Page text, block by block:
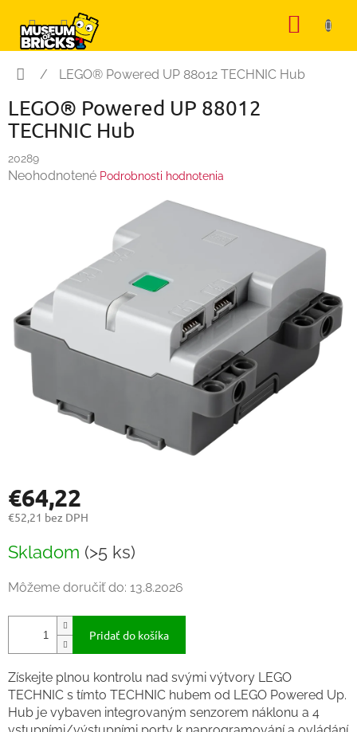
obsah
Domov
/ LEGO® Powered UP 88012 TECHNIC Hub
LEGO® Powered UP 88012
TECHNIC Hub
20289
Priemerné
hviezdičiek.
Neohodnotené Podrobnosti hodnotenia
€64,22
€52,21 bez DPH
cena:
Skladom (>5 ks)
Môžeme doručiť do: 13.8.2026
Pridať do košíka
Získejte plnou kontrolu nad svými výtvory LEGO
TECHNIC s tímto TECHNIC hubem od LEGO Powered Up.
Hub je vybaven integrovaným senzorem náklonu a 4